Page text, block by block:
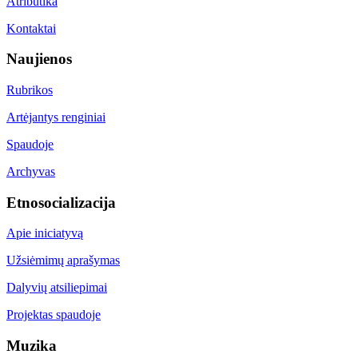
Kontaktai
Naujienos
Rubrikos
Artėjantys renginiai
Spaudoje
Archyvas
Etnosocializacija
Apie iniciatyvą
Užsiėmimų aprašymas
Dalyvių atsiliepimai
Projektas spaudoje
Muzika